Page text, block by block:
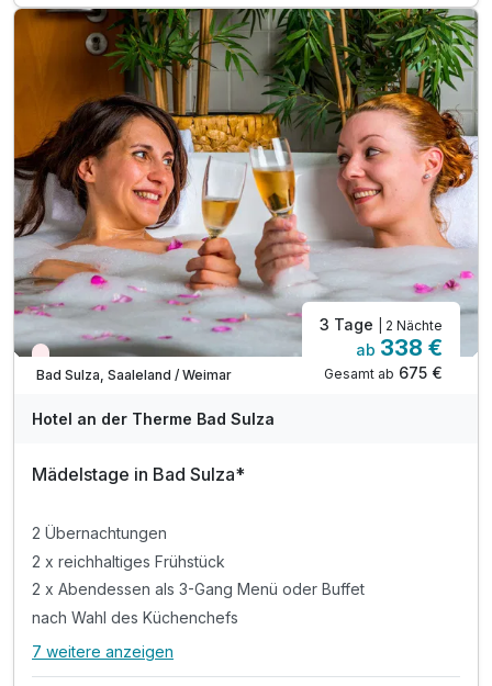
nach Wahl des Küchenchefs
1 x Wellnessmassage (20 min)
inkl. Willkommensgruß bei Anreise auf dem Zimmer
inkl. Leihbademantel für Ihren Aufenthalt
inkl. Nutzung der Toskana Therme inkl. Sauna
(am Anreisetag ab 14 Uhr / nicht am Abreisetag)
Wieder frei ab November
Bad Sulza, Saaleland / Weimar
3 Tage | 2 Nächte
ab 338 €
Gesamt ab 675 €
Hotel an der Therme Bad Sulza
Mädelstage in Bad Sulza*
2 Übernachtungen
2 x reichhaltiges Frühstück
2 x Abendessen als 3-Gang Menü oder Buffet
nach Wahl des Küchenchefs
Alle Inklusivleistungen
7 weitere anzeigen